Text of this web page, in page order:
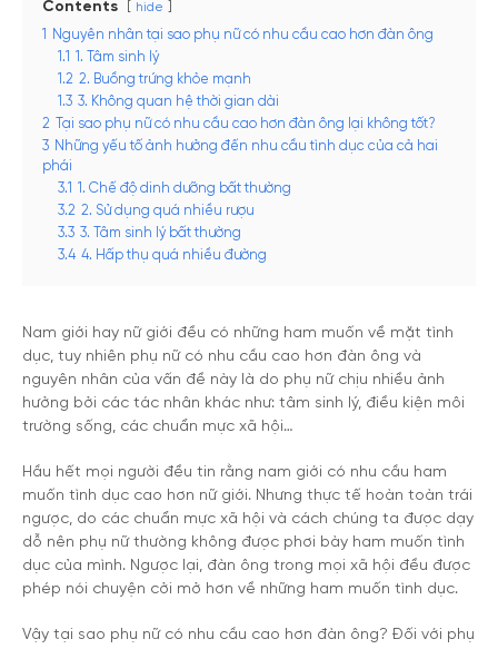
Contents hide
Nguyên nhân tại sao phụ nữ có nhu cầu cao hơn đàn ông
1.1
1. Tâm sinh lý
1.2 2. Buồng trứng khỏe mạnh
1.3 3. Không quan hệ thời gian dài
2
Tại sao phụ nữ có nhu cầu cao hơn đàn ông lại không tốt?
3 Những yếu tố ảnh hưởng đến nhu cầu tình dục của cả hai
phái
3.1
1. Chế độ dinh dưỡng bất thường
3.2 2. Sử dụng quá nhiều rượu
3.3 3. Tâm sinh lý bất thường
3.4 4. Hấp thụ quá nhiều đường
Nam giới hay nữ giới đều có những ham muốn về mặt tình
dục, tuy nhiên phụ nữ có nhu cầu cao hơn đàn ông và
nguyên nhân của vấn đề này là do phụ nữ chịu nhiều ảnh
hưởng bởi các tác nhân khác như: tâm sinh lý, điều kiện môi
trường sống, các chuẩn mực xã hội…
Hầu hết mọi người đều tin rằng nam giới có nhu cầu ham
muốn tình dục cao hơn nữ giới. Nhưng thực tế hoàn toàn trái
ngược, do các chuẩn mực xã hội và cách chúng ta được dạy
dỗ nên phụ nữ thường không được phơi bày ham muốn tình
dục của mình. Ngược lại, đàn ông trong mọi xã hội đều được
phép nói chuyện cởi mở hơn về những ham muốn tình dục.
Vậy tại sao phụ nữ có nhu cầu cao hơn đàn ông? Đối với phụ